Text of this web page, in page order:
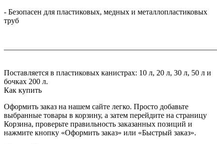
- Безопасен для пластиковых, медных и металлопластиковых
труб
Поставляется в пластиковых канистрах: 10 л, 20 л, 30 л, 50 л и
бочках 200 л.
Как купить
Оформить заказ на нашем сайте легко. Просто добавьте
выбранные товары в корзину, а затем перейдите на страницу
Корзина, проверьте правильность заказанных позиций и
нажмите кнопку «Оформить заказ» или «Быстрый заказ».